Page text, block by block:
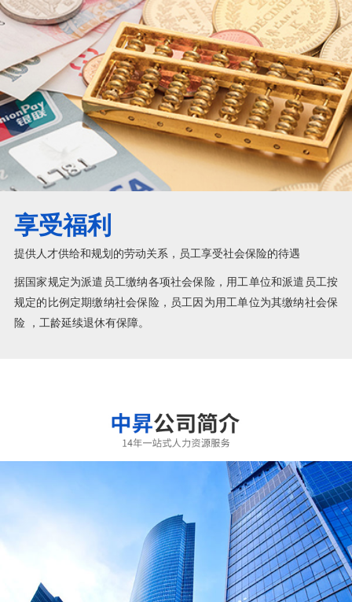
享受福利
提供人才供给和规划的劳动关系，员工享受社会保险的待遇
据国家规定为派遣员工缴纳各项社会保险，用工单位和派遣员工按
规定的比例定期缴纳社会保险，员工因为用工单位为其缴纳社会保
险 ，工龄延续退休有保障。